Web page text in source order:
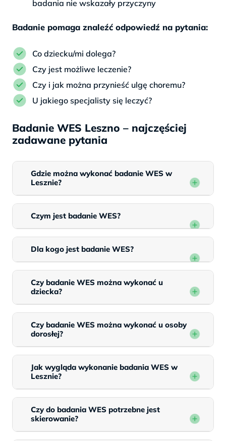
badania nie wskazały przyczyny
Badanie pomaga znaleźć odpowiedź na pytania:
Co dziecku/mi dolega?
Czy jest możliwe leczenie?
Czy i jak można przynieść ulgę choremu?
U jakiego specjalisty się leczyć?
Badanie WES Leszno – najczęściej
zadawane pytania
Gdzie można wykonać badanie WES w
Lesznie?
Czym jest badanie WES?
Dla kogo jest badanie WES?
Czy badanie WES można wykonać u
dziecka?
Czy badanie WES można wykonać u osoby
dorosłej?
Jak wygląda wykonanie badania WES w
Lesznie?
Czy do badania WES potrzebne jest
skierowanie?